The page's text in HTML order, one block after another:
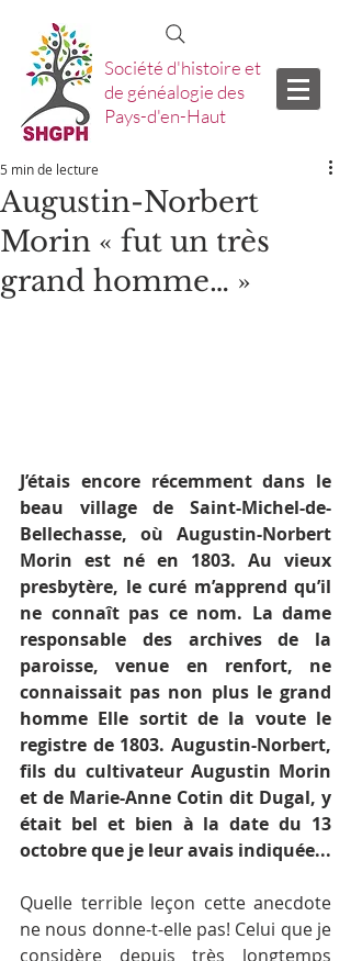
Société d'histoire et
de généalogie des
Pays-d'en-Haut
Augustin-Norbert
Morin « fut un très
grand homme… »
5 min de lecture
J’étais encore récemment dans le
beau village de Saint-Michel-de-
Bellechasse, où Augustin-Norbert
Morin est né en 1803. Au vieux
presbytère, le curé m’apprend qu’il
ne connaît pas ce nom. La dame
responsable des archives de la
paroisse, venue en renfort, ne
connaissait pas non plus le grand
homme Elle sortit de la voute le
registre de 1803. Augustin-Norbert,
fils du cultivateur Augustin Morin
et de Marie-Anne Cotin dit Dugal, y
était bel et bien à la date du 13
octobre que je leur avais indiquée...
Quelle terrible leçon cette anecdote
ne nous donne-t-elle pas! Celui que je
considère depuis très longtemps